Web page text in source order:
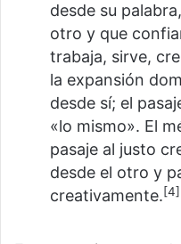
desde su
otro y que
trabaja, sirve,
la expansión
desde sí; el
«lo mismo». El
pasaje al justo
desde el otro y
creativamente.[4]